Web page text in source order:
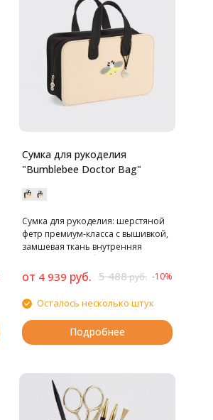
Сумка для рукоделия
"Bumblebee Doctor Bag"
Сумка для рукоделия: шерстяной
фетр премиум-класса с вышивкой,
замшевая ткань внутренняя
подкладка, цвет бежевый
от 4 939 руб. 5 488руб. -10%
Осталось несколько штук
Подробнее